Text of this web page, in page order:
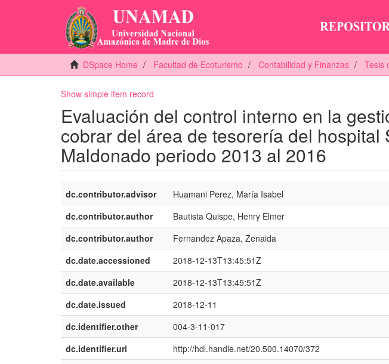
DSpace Home Facultad de Ecoturismo Contabilidad y Finanzas Tesis
Show simple item record
Evaluación del control interno en la
cobrar del área de tesorería del hospital
Maldonado periodo 2013 al 2016
dc.contributor.advisor
Huamani Perez, María Isabel
dc.contributor.author
Bautista Quispe, Henry Elmer
dc.contributor.author
Fernandez Apaza, Zenaida
dc.date.accessioned
2018-12-13T13:45:51Z
dc.date.available
2018-12-13T13:45:51Z
dc.date.issued
2018-12-11
dc.identifier.other
004-3-11-017
dc.identifier.uri
http://hdl.handle.net/20.500.14070/372